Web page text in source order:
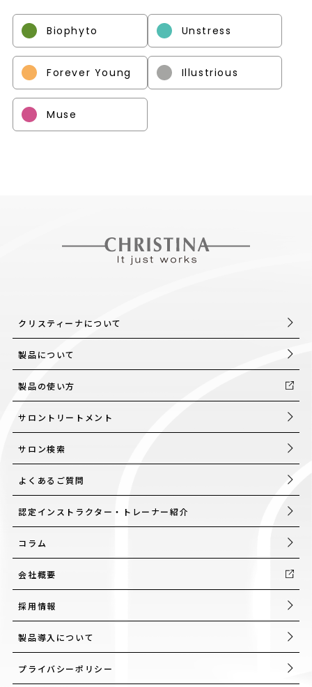
Biophyto Unstress
Forever Young Illustrious
Muse
クリスティーナについて
製品について
製品の使い方
サロントリートメント
サロン検索
よくあるご質問
認定インストラクター・トレーナー紹介
コラム
会社概要
採用情報
製品導入について
プライバシーポリシー